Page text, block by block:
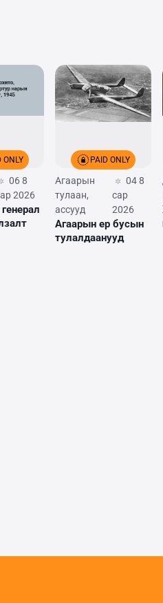
ONLY
06 8
2026
PAID ONLY
Агаарын
тулаан,
ассууд
04 8
сар
2026
Агаарын ер бусын
тулалдаанууд